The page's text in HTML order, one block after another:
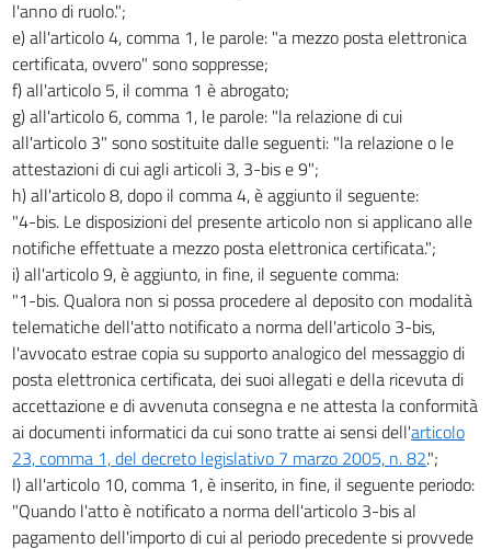
l'anno di ruolo.";
e) all'articolo 4, comma 1, le parole: "a mezzo posta elettronica
certificata, ovvero" sono soppresse;
f) all'articolo 5, il comma 1 è abrogato;
g) all'articolo 6, comma 1, le parole: "la relazione di cui
all'articolo 3" sono sostituite dalle seguenti: "la relazione o le
attestazioni di cui agli articoli 3, 3-bis e 9";
h) all'articolo 8, dopo il comma 4, è aggiunto il seguente:
"4-bis. Le disposizioni del presente articolo non si applicano alle
notifiche effettuate a mezzo posta elettronica certificata.";
i) all'articolo 9, è aggiunto, in fine, il seguente comma:
"1-bis. Qualora non si possa procedere al deposito con modalità
telematiche dell'atto notificato a norma dell'articolo 3-bis,
l'avvocato estrae copia su supporto analogico del messaggio di
posta elettronica certificata, dei suoi allegati e della ricevuta di
accettazione e di avvenuta consegna e ne attesta la conformità
ai documenti informatici da cui sono tratte ai sensi dell'articolo
23, comma 1, del decreto legislativo 7 marzo 2005, n. 82.";
l) all'articolo 10, comma 1, è inserito, in fine, il seguente periodo:
"Quando l'atto è notificato a norma dell'articolo 3-bis al
pagamento dell'importo di cui al periodo precedente si provvede